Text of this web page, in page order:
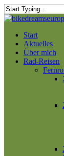
Skip
to
content
Close
Menu
Start
Aktuelles
Über mich
Rad-Reisen